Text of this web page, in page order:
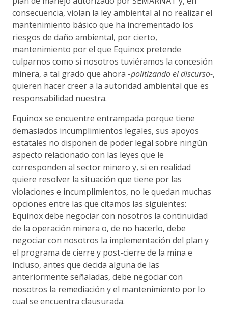
consecuencia, violan la ley ambiental al no realizar el
mantenimiento básico que ha incrementado los
riesgos de daño ambiental, por cierto,
mantenimiento por el que Equinox pretende
culparnos como si nosotros tuviéramos la concesión
minera, a tal grado que ahora -politizando el discurso-,
quieren hacer creer a la autoridad ambiental que es
responsabilidad nuestra.
Equinox se encuentre entrampada porque tiene
demasiados incumplimientos legales, sus apoyos
estatales no disponen de poder legal sobre ningún
aspecto relacionado con las leyes que le
corresponden al sector minero y, si en realidad
quiere resolver la situación que tiene por las
violaciones e incumplimientos, no le quedan muchas
opciones entre las que citamos las siguientes:
Equinox debe negociar con nosotros la continuidad
de la operación minera o, de no hacerlo, debe
negociar con nosotros la implementación del plan y
el programa de cierre y post-cierre de la mina e
incluso, antes que decida alguna de las
anteriormente señaladas, debe negociar con
nosotros la remediación y el mantenimiento por lo
cual se encuentra clausurada.